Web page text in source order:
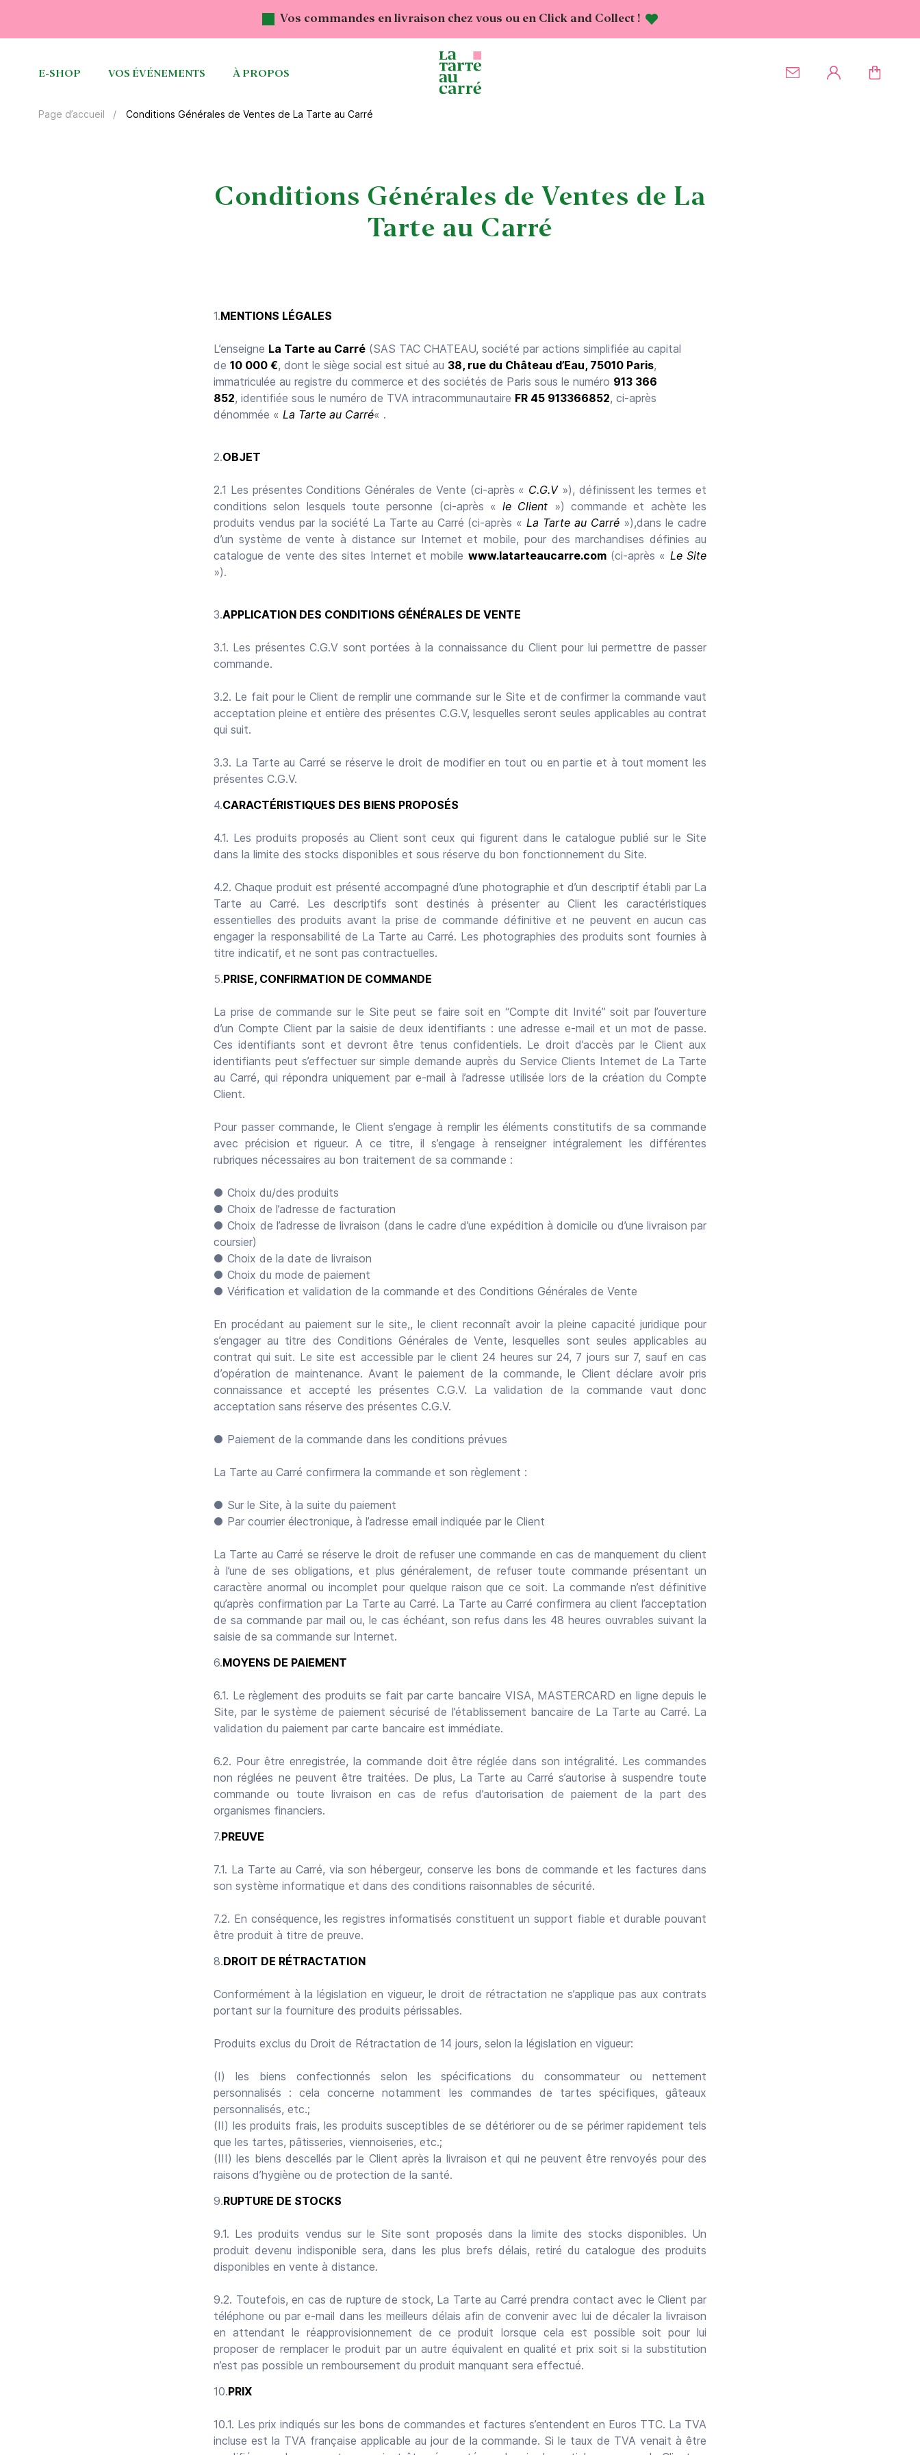
Vos commandes en livraison chez vous ou en Click and Collect !
E-SHOP VOS ÉVÉNEMENTS À PROPOS
Page d’accueil Conditions Générales de Ventes de La Tarte au Carré
Conditions Générales de Ventes de La
Tarte au Carré
MENTIONS LÉGALES
L’enseigne La Tarte au Carré (SAS TAC CHATEAU, société par actions simplifiée au capital
de 10 000 €, dont le siège social est situé au 38, rue du Château d’Eau, 75010 Paris,
immatriculée au registre du commerce et des sociétés de Paris sous le numéro 913 366
852, identifiée sous le numéro de TVA intracommunautaire FR 45 913366852, ci-après
dénommée « La Tarte au Carré« .
OBJET
2.1 Les présentes Conditions Générales de Vente (ci-après « C.G.V »), définissent les termes et
conditions selon lesquels toute personne (ci-après «le Client ») commande et achète les
produits vendus par la société La Tarte au Carré (ci-après «La Tarte au Carré »),dans le cadre
d’un système de vente à distance sur Internet et mobile, pour des marchandises définies au
catalogue de vente des sites Internet et mobile www.latarteaucarre.com(ci-après « Le Site
»).
APPLICATION DES CONDITIONS GÉNÉRALES DE VENTE
3.1. Les présentes C.G.V sont portées à la connaissance du Client pour lui permettre de passer
commande.
3.2. Le fait pour le Client de remplir une commande sur le Site et de confirmer la commande vaut
acceptation pleine et entière des présentes C.G.V, lesquelles seront seules applicables au contrat
qui suit.
3.3. La Tarte au Carré se réserve le droit de modifier en tout ou en partie et à tout moment les
présentes C.G.V.
CARACTÉRISTIQUES DES BIENS PROPOSÉS
4.1. Les produits proposés au Client sont ceux qui figurent dans le catalogue publié sur le Site
dans la limite des stocks disponibles et sous réserve du bon fonctionnement du Site.
4.2. Chaque produit est présenté accompagné d’une photographie et d’un descriptif établi par La
Tarte au Carré. Les descriptifs sont destinés à présenter au Client les caractéristiques
essentielles des produits avant la prise de commande définitive et ne peuvent en aucun cas
engager la responsabilité de La Tarte au Carré. Les photographies des produits sont fournies à
titre indicatif, et ne sont pas contractuelles.
PRISE, CONFIRMATION DE COMMANDE
La prise de commande sur le Site peut se faire soit en “Compte dit Invité” soit par l’ouverture
d’un Compte Client par la saisie de deux identifiants : une adresse e-mail et un mot de passe.
Ces identifiants sont et devront être tenus confidentiels. Le droit d’accès par le Client aux
identifiants peut s’effectuer sur simple demande auprès du Service Clients Internet de La Tarte
au Carré, qui répondra uniquement par e-mail à l’adresse utilisée lors de la création du Compte
Client.
Pour passer commande, le Client s’engage à remplir les éléments constitutifs de sa commande
avec précision et rigueur. A ce titre, il s’engage à renseigner intégralement les différentes
rubriques nécessaires au bon traitement de sa commande :
● Choix du/des produits
● Choix de l’adresse de facturation
● Choix de l’adresse de livraison (dans le cadre d’une expédition à domicile ou d’une livraison par
coursier)
● Choix de la date de livraison
● Choix du mode de paiement
● Vérification et validation de la commande et des Conditions Générales de Vente
En procédant au paiement sur le site,, le client reconnaît avoir la pleine capacité juridique pour
s’engager au titre des Conditions Générales de Vente, lesquelles sont seules applicables au
contrat qui suit. Le site est accessible par le client 24 heures sur 24, 7 jours sur 7, sauf en cas
d’opération de maintenance. Avant le paiement de la commande, le Client déclare avoir pris
connaissance et accepté les présentes C.G.V. La validation de la commande vaut donc
acceptation sans réserve des présentes C.G.V.
● Paiement de la commande dans les conditions prévues
La Tarte au Carré confirmera la commande et son règlement :
● Sur le Site, à la suite du paiement
● Par courrier électronique, à l’adresse email indiquée par le Client
La Tarte au Carré se réserve le droit de refuser une commande en cas de manquement du client
à l’une de ses obligations, et plus généralement, de refuser toute commande présentant un
caractère anormal ou incomplet pour quelque raison que ce soit. La commande n’est définitive
qu’après confirmation par La Tarte au Carré. La Tarte au Carré confirmera au client l’acceptation
de sa commande par mail ou, le cas échéant, son refus dans les 48 heures ouvrables suivant la
saisie de sa commande sur Internet.
MOYENS DE PAIEMENT
6.1. Le règlement des produits se fait par carte bancaire VISA, MASTERCARD en ligne depuis le
Site, par le système de paiement sécurisé de l’établissement bancaire de La Tarte au Carré. La
validation du paiement par carte bancaire est immédiate.
6.2. Pour être enregistrée, la commande doit être réglée dans son intégralité. Les commandes
non réglées ne peuvent être traitées. De plus, La Tarte au Carré s’autorise à suspendre toute
commande ou toute livraison en cas de refus d’autorisation de paiement de la part des
organismes financiers.
PREUVE
7.1. La Tarte au Carré, via son hébergeur, conserve les bons de commande et les factures dans
son système informatique et dans des conditions raisonnables de sécurité.
7.2. En conséquence, les registres informatisés constituent un support fiable et durable pouvant
être produit à titre de preuve.
DROIT DE RÉTRACTATION
Conformément à la législation en vigueur, le droit de rétractation ne s’applique pas aux contrats
portant sur la fourniture des produits périssables.
Produits exclus du Droit de Rétractation de 14 jours, selon la législation en vigueur:
(I) les biens confectionnés selon les spécifications du consommateur ou nettement
personnalisés : cela concerne notamment les commandes de tartes spécifiques, gâteaux
personnalisés, etc.;
(II) les produits frais, les produits susceptibles de se détériorer ou de se périmer rapidement tels
que les tartes, pâtisseries, viennoiseries, etc.;
(III) les biens descellés par le Client après la livraison et qui ne peuvent être renvoyés pour des
raisons d’hygiène ou de protection de la santé.
RUPTURE DE STOCKS
9.1. Les produits vendus sur le Site sont proposés dans la limite des stocks disponibles. Un
produit devenu indisponible sera, dans les plus brefs délais, retiré du catalogue des produits
disponibles en vente à distance.
9.2. Toutefois, en cas de rupture de stock, La Tarte au Carré prendra contact avec le Client par
téléphone ou par e-mail dans les meilleurs délais afin de convenir avec lui de décaler la livraison
en attendant le réapprovisionnement de ce produit lorsque cela est possible soit pour lui
proposer de remplacer le produit par un autre équivalent en qualité et prix soit si la substitution
n’est pas possible un remboursement du produit manquant sera effectué.
PRIX
10.1. Les prix indiqués sur les bons de commandes et factures s’entendent en Euros TTC. La TVA
incluse est la TVA française applicable au jour de la commande. Si le taux de TVA venait à être
Suivant